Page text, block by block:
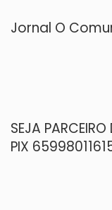
Jornal O
SEJA
PIX